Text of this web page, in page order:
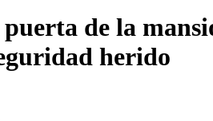
de la
herido